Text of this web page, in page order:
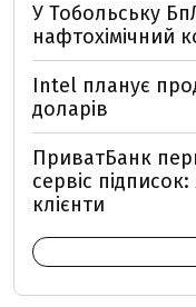
У Тобольську
нафтохімічний
Intel планує
доларів
ПриватБанк
сервіс
клієнти